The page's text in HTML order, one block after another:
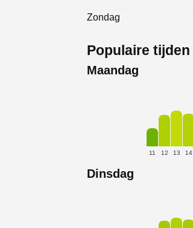
Zondag
Populaire tijden
Maandag
11 12 13 14
Dinsdag